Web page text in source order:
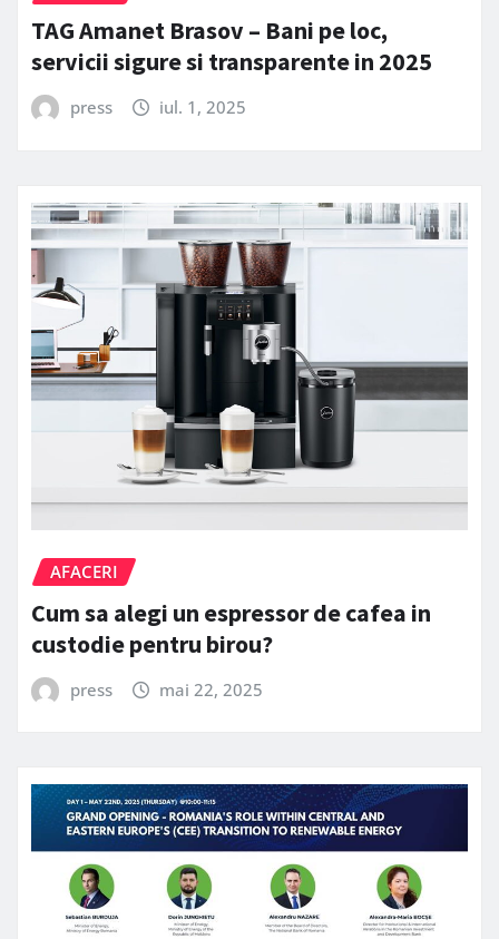
TAG Amanet Brasov – Bani pe loc,
servicii sigure si transparente in 2025
press iul. 1, 2025
AFACERI
Cum sa alegi un espressor de cafea in
custodie pentru birou?
press mai 22, 2025